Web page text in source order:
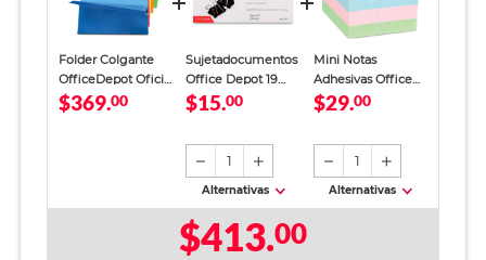
Folder Colgante
OfficeDepot Oficio
Colores 25 piezas
$369.00
Sujetadocumentos
Office Depot 19
mm 12 piezas
$15.00
1
Alternativas
Mini Notas
Adhesivas Office
Depot Colores
$29.00
1
Alternativas
$413.00